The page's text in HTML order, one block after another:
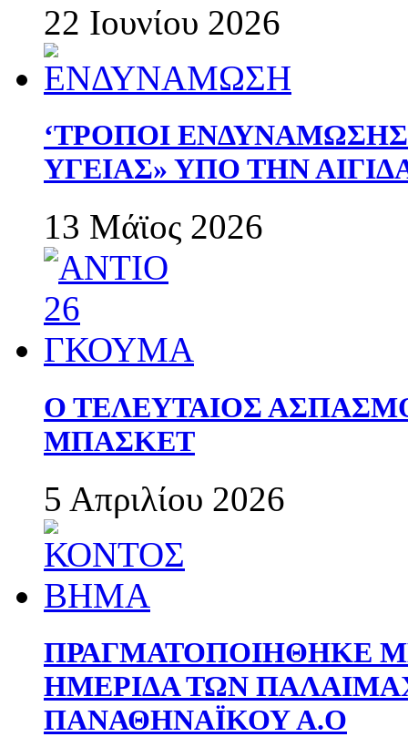
22 Ιουνίου 2026
‘ΤΡΟΠΟΙ
ΥΓΕΙΑΣ» ΥΠΟ ΤΗΝ
13 Μάϊος 2026
Ο ΤΕΛΕΥΤΑΙΟΣ
ΜΠΑΣΚΕΤ
5 Απριλίου 2026
ΠΡΑΓΜΑΤΟΠΟΙΗΘΗΚΕ
ΗΜΕΡΙΔΑ ΤΩΝ
ΠΑΝΑΘΗΝΑΪΚΟΥ Α.Ο